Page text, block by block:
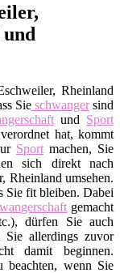
und
Rheinland
Sieschwangersind
und Sport
hat, kommt
Sport machen, Sie
sich direkt nach
Rheinland umsehen.
Sie fit bleiben. Dabei
gemacht
dürfen Sie auch
Sie allerdings zuvor
damit beginnen.
beachten, wenn Sie